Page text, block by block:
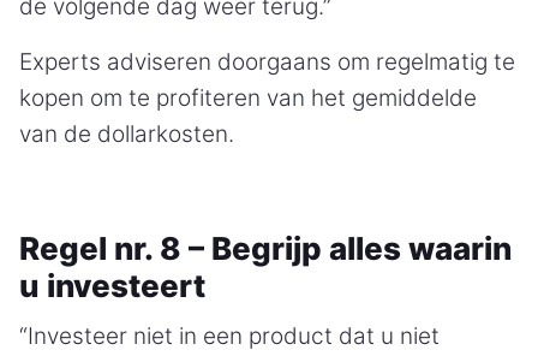
de volgende dag weer terug.”
Experts adviseren doorgaans om regelmatig te
kopen om te profiteren van het gemiddelde
van de dollarkosten.
Regel nr. 8 – Begrijp alles waarin
u investeert
“Investeer niet in een product dat u niet